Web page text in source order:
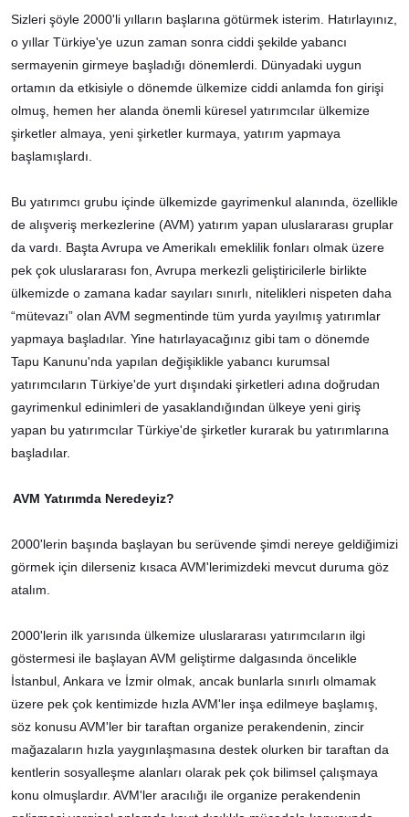
Sizleri şöyle 2000'li yılların başlarına götürmek isterim. Hatırlayınız,
o yıllar Türkiye'ye uzun zaman sonra ciddi şekilde yabancı
sermayenin girmeye başladığı dönemlerdi. Dünyadaki uygun
ortamın da etkisiyle o dönemde ülkemize ciddi anlamda fon girişi
olmuş, hemen her alanda önemli küresel yatırımcılar ülkemize
şirketler almaya, yeni şirketler kurmaya, yatırım yapmaya
başlamışlardı.
Bu yatırımcı grubu içinde ülkemizde gayrimenkul alanında, özellikle
de alışveriş merkezlerine (AVM) yatırım yapan uluslararası gruplar
da vardı. Başta Avrupa ve Amerikalı emeklilik fonları olmak üzere
pek çok uluslararası fon, Avrupa merkezli geliştiricilerle birlikte
ülkemizde o zamana kadar sayıları sınırlı, nitelikleri nispeten daha
“mütevazı” olan AVM segmentinde tüm yurda yayılmış yatırımlar
yapmaya başladılar. Yine hatırlayacağınız gibi tam o dönemde
Tapu Kanunu'nda yapılan değişiklikle yabancı kurumsal
yatırımcıların Türkiye'de yurt dışındaki şirketleri adına doğrudan
gayrimenkul edinimleri de yasaklandığından ülkeye yeni giriş
yapan bu yatırımcılar Türkiye'de şirketler kurarak bu yatırımlarına
başladılar.
AVM Yatırımda Neredeyiz?
2000'lerin başında başlayan bu serüvende şimdi nereye geldiğimizi
görmek için dilerseniz kısaca AVM'lerimizdeki mevcut duruma göz
atalım.
2000'lerin ilk yarısında ülkemize uluslararası yatırımcıların ilgi
göstermesi ile başlayan AVM geliştirme dalgasında öncelikle
İstanbul, Ankara ve İzmir olmak, ancak bunlarla sınırlı olmamak
üzere pek çok kentimizde hızla AVM'ler inşa edilmeye başlamış,
söz konusu AVM'ler bir taraftan organize perakendenin, zincir
mağazaların hızla yaygınlaşmasına destek olurken bir taraftan da
kentlerin sosyalleşme alanları olarak pek çok bilimsel çalışmaya
konu olmuşlardır. AVM'ler aracılığı ile organize perakendenin